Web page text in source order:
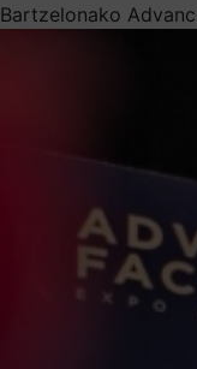
Bartzelonako